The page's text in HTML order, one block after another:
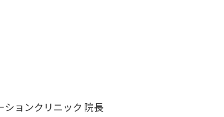
ションクリニック 院長